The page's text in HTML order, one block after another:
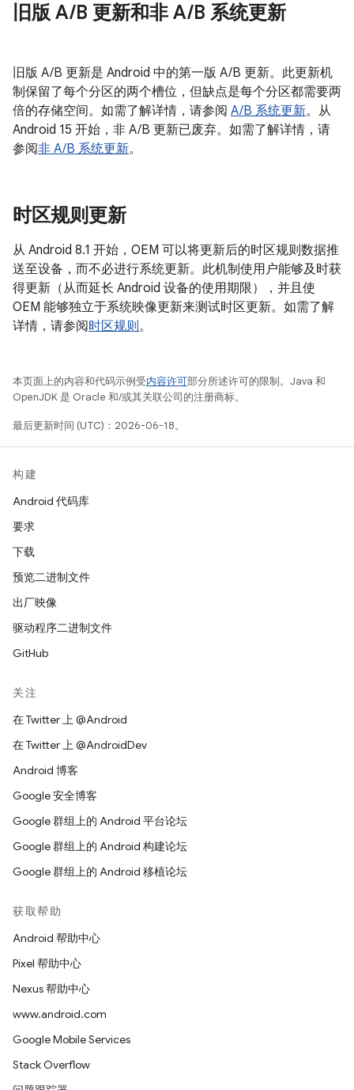
旧版 A/B 更新和非 A/B 系统更新
旧版 A/B 更新是 Android 中的第一版 A/B 更新。此更新机
制保留了每个分区的两个槽位，但缺点是每个分区都需要两
倍的存储空间。如需了解详情，请参阅 A/B 系统更新。从
Android 15 开始，非 A/B 更新已废弃。如需了解详情，请
参阅非 A/B 系统更新。
时区规则更新
从 Android 8.1 开始，OEM 可以将更新后的时区规则数据推
送至设备，而不必进行系统更新。此机制使用户能够及时获
得更新（从而延长 Android 设备的使用期限），并且使
OEM 能够独立于系统映像更新来测试时区更新。如需了解
详情，请参阅时区规则。
本页面上的内容和代码示例受内容许可部分所述许可的限制。Java 和
OpenJDK 是 Oracle 和/或其关联公司的注册商标。
最后更新时间 (UTC)：2026-06-18。
构建
Android 代码库
要求
下载
预览二进制文件
出厂映像
驱动程序二进制文件
GitHub
关注
在 Twitter 上 @Android
在 Twitter 上 @AndroidDev
Android 博客
Google 安全博客
Google 群组上的 Android 平台论坛
Google 群组上的 Android 构建论坛
Google 群组上的 Android 移植论坛
获取帮助
Android 帮助中心
Pixel 帮助中心
Nexus 帮助中心
www.android.com
Google Mobile Services
Stack Overflow